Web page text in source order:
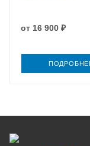
от 16 900 ₽